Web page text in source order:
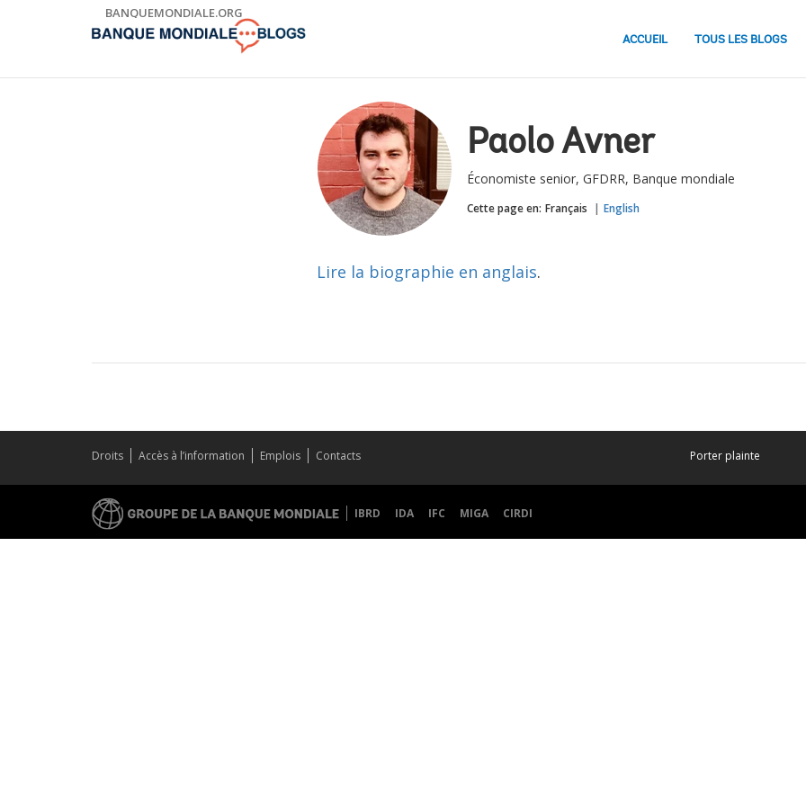
BANQUEMONDIALE.ORG
ACCUEIL TOUS LES BLOGS
Paolo Avner
Économiste senior, GFDRR, Banque mondiale
Cette page en: Français English
Lire la biographie en anglais.
Droits Accès à l’information Emplois Contacts Porter plainte
IBRD IDA IFC MIGA CIRDI